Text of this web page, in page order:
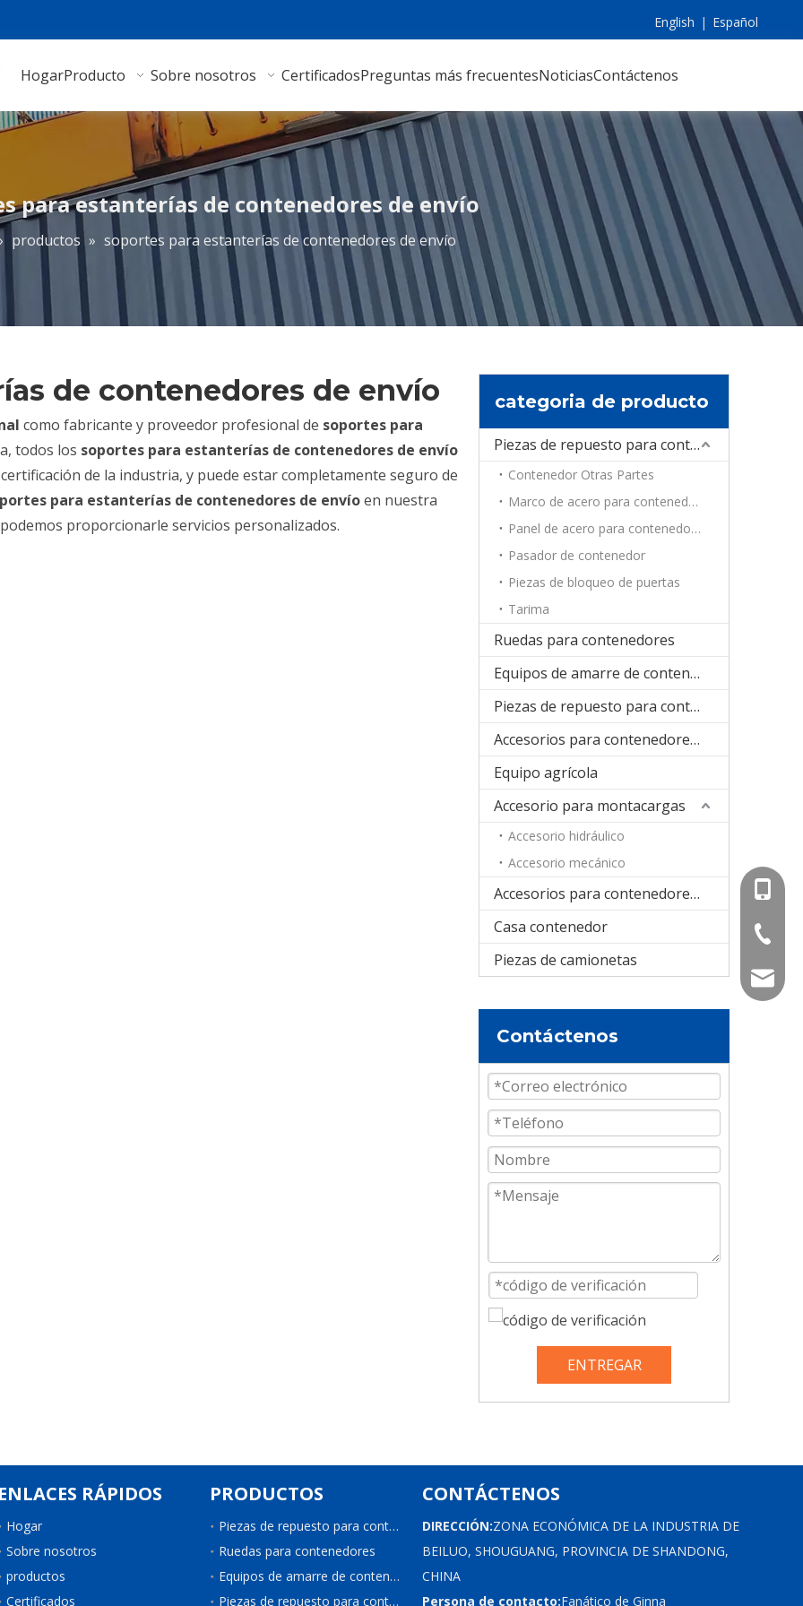
English | Español
HogarProducto Sobre nosotros CertificadosPreguntas más frecuentesNoticiasContáctenos
para estanterías de contenedores de envío
productos » soportes para estanterías de contenedores de envío
de contenedores de envío
como fabricante y proveedor profesional de soportes para
todos los soportes para estanterías de contenedores de envío
de la industria, y puede estar completamente seguro de
para estanterías de contenedores de envíoen nuestra
proporcionarle servicios personalizados.
categoria de producto
Piezas de repuesto para contenedores
Contenedor Otras Partes
Marco de acero para contenedores
Panel de acero para contenedores
Pasador de contenedor
Piezas de bloqueo de puertas
Tarima
Ruedas para contenedores
Equipos de amarre de contenedores
Piezas de repuesto para contenedores de refrigeración
Accesorios para contenedores plegables
Equipo agrícola
Accesorio para montacargas
Accesorio hidráulico
Accesorio mecánico
Accesorios para contenedores cisterna
Casa contenedor
Piezas de camionetas
Contáctenos
ENTREGAR
ENLACES RÁPIDOS
Hogar
Sobre nosotros
productos
Certificados
PRODUCTOS
Piezas de repuesto para contenedores
Ruedas para contenedores
Equipos de amarre de contenedores
Piezas de repuesto para contenedores de refrigeración
CONTÁCTENOS
DIRECCIÓN:ZONA ECONÓMICA DE LA INDUSTRIA DE
BEILUO, SHOUGUANG, PROVINCIA DE SHANDONG,
CHINA
Persona de contacto:Fanático de Ginna
+86-
+86-